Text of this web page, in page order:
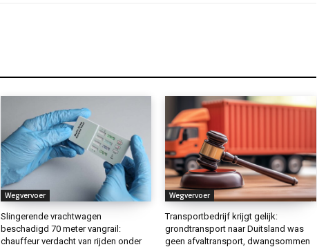
Wegvervoer
Slingerende vrachtwagen
beschadigd 70 meter vangrail:
chauffeur verdacht van rijden onder
Wegvervoer
Transportbedrijf krijgt gelijk:
grondtransport naar Duitsland was
geen afvaltransport, dwangsommen